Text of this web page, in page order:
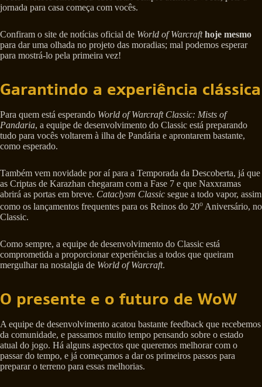
jornada para casa começa com vocês.
Confiram o site de notícias oficial de World of Warcraft hoje mesmo
para dar uma olhada no projeto das moradias; mal podemos esperar
para mostrá-lo pela primeira vez!
Garantindo a experiência clássica
Para quem está esperando World of Warcraft Classic: Mists of
Pandaria, a equipe de desenvolvimento do Classic está preparando
tudo para vocês voltarem à ilha de Pandária e aprontarem bastante,
como esperado.
Também vem novidade por aí para a Temporada da Descoberta, já que
as Criptas de Karazhan chegaram com a Fase 7 e que Naxxramas
abrirá as portas em breve. Cataclysm Classic segue a todo vapor, assim
como os lançamentos frequentes para os Reinos do 20o Aniversário, no
Classic.
Como sempre, a equipe de desenvolvimento do Classic está
comprometida a proporcionar experiências a todos que queiram
mergulhar na nostalgia de World of Warcraft.
O presente e o futuro de WoW
A equipe de desenvolvimento acatou bastante feedback que recebemos
da comunidade, e passamos muito tempo pensando sobre o estado
atual do jogo. Há alguns aspectos que queremos melhorar com o
passar do tempo, e já começamos a dar os primeiros passos para
preparar o terreno para essas melhorias.